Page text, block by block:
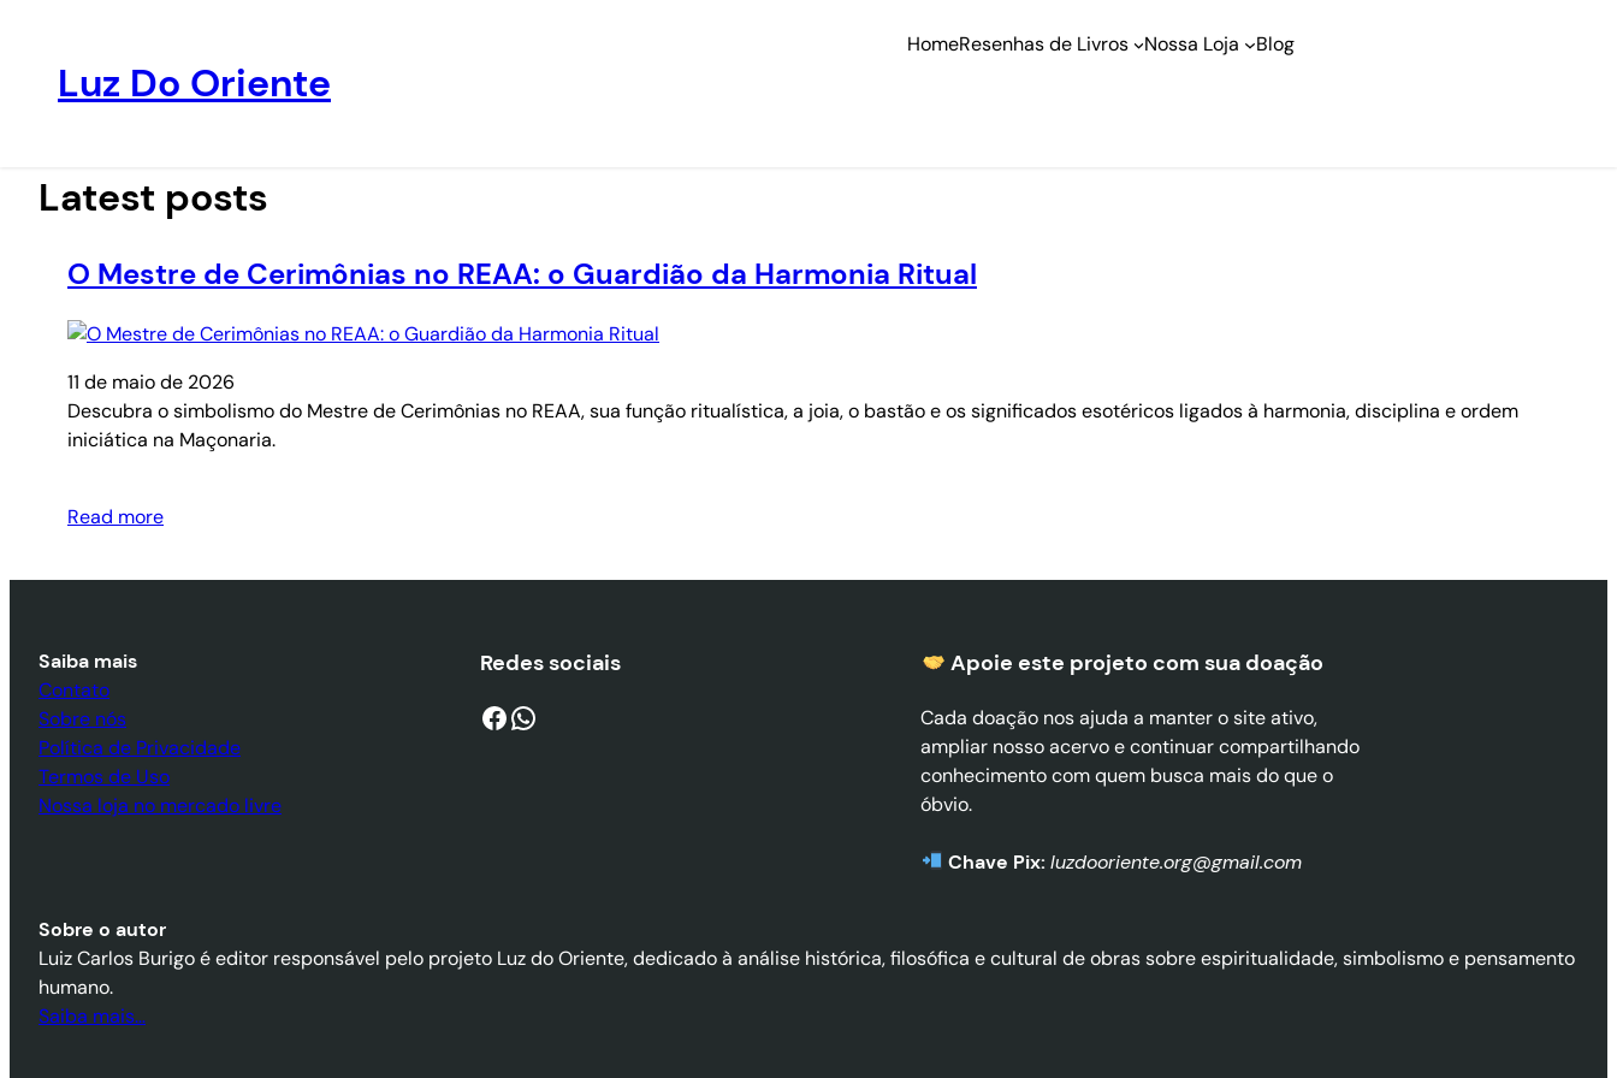
conteúdo
Luz Do Oriente
HomeResenhas de Livros Nossa Loja Blog
Latest posts
O Mestre de Cerimônias no REAA: o Guardião da Harmonia Ritual
11 de maio de 2026
Descubra o simbolismo do Mestre de Cerimônias no REAA, sua função ritualística, a joia, o bastão e os significados esotéricos ligados à harmonia, disciplina e ordem
iniciática na Maçonaria.
Read more
Saiba mais
Contato
Sobre nós
Política de Privacidade
Termos de Uso
Nossa loja no mercado livre
Redes sociais
Facebook WhatsApp
Apoie este projeto com sua doação
Cada doação nos ajuda a manter o site ativo,
ampliar nosso acervo e continuar compartilhando
conhecimento com quem busca mais do que o
óbvio.
Chave Pix: luzdooriente.org@gmail.com
Sobre o autor
Luiz Carlos Burigo é editor responsável pelo projeto Luz do Oriente, dedicado à análise histórica, filosófica e cultural de obras sobre espiritualidade, simbolismo e pensamento
humano.
Saiba mais…